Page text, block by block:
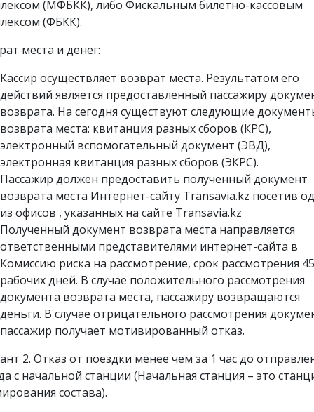
(МФБКК), либо Фискальным билетно-кассовым
(ФБКК).
места и денег:
Кассир осуществляет возврат места. Результатом его
действий является предоставленный пассажиру
возврата. На сегодня существуют следующие
возврата места: квитанция разных сборов (КРС),
электронный вспомогательный документ (ЭВД),
электронная квитанция разных сборов (ЭКРС).
Пассажир должен предоставить полученный документ
возврата места Интернет-сайту Transavia.kz посетив
из офисов , указанных на сайте Transavia.kz
Полученный документ возврата места направляется
ответственными представителями интернет-сайта в
Комиссию риска на рассмотрение, срок рассмотрения 45
рабочих дней. В случае положительного рассмотрения
документа возврата места, пассажиру возвращаются
деньги. В случае отрицательного рассмотрения
пассажир получает мотивированный отказ.
2. Отказ от поездки менее чем за 1 час до
с начальной станции (Начальная станция – это
состава).